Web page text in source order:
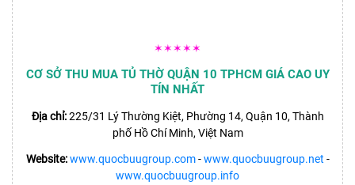
✶✶✶✶✶
CƠ SỞ THU MUA TỦ THỜ QUẬN 10 TPHCM GIÁ CAO UY
TÍN NHẤT
Địa chỉ:225/31 Lý Thường Kiệt, Phường 14, Quận 10, Thành
phố Hồ Chí Minh, Việt Nam
Website: www.quocbuugroup.com-www.quocbuugroup.net -
www.quocbuugroup.info